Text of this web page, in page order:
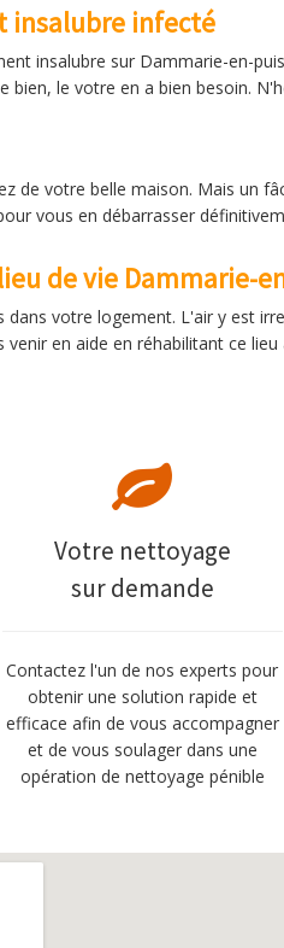
insalubre infecté
insalubre sur Dammarie-en-
le votre en a bien besoin.
de votre belle maison. Mais un
vous en débarrasser
de vie Dammarie-
votre logement. L'air y est
en aide en réhabilitant ce lieu
Votre nettoyage
sur demande
Contactez l'un de nos experts pour
obtenir une solution rapide et
efficace afin de vous accompagner
et de vous soulager dans une
opération de nettoyage pénible